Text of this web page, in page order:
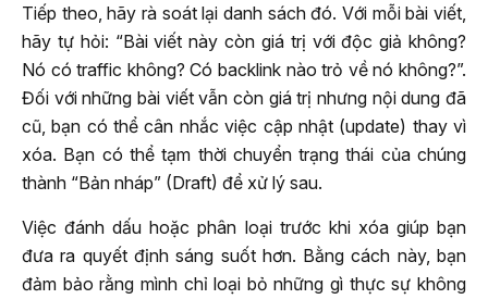
Tiếp theo, hãy rà soát lại danh sách đó. Với mỗi bài viết,
hãy tự hỏi: “Bài viết này còn giá trị với độc giả không?
Nó có traffic không? Có backlink nào trỏ về nó không?”.
Đối với những bài viết vẫn còn giá trị nhưng nội dung đã
cũ, bạn có thể cân nhắc việc cập nhật (update) thay vì
xóa. Bạn có thể tạm thời chuyển trạng thái của chúng
thành “Bản nháp” (Draft) để xử lý sau.
Việc đánh dấu hoặc phân loại trước khi xóa giúp bạn
đưa ra quyết định sáng suốt hơn. Bằng cách này, bạn
đảm bảo rằng mình chỉ loại bỏ những gì thực sự không